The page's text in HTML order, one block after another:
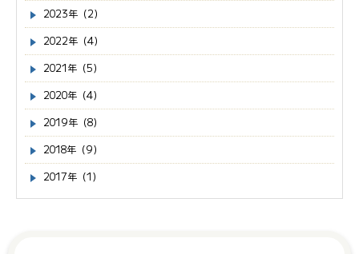
2023年（2）
2022年（4）
2021年（5）
2020年（4）
2019年（8）
2018年（9）
2017年（1）